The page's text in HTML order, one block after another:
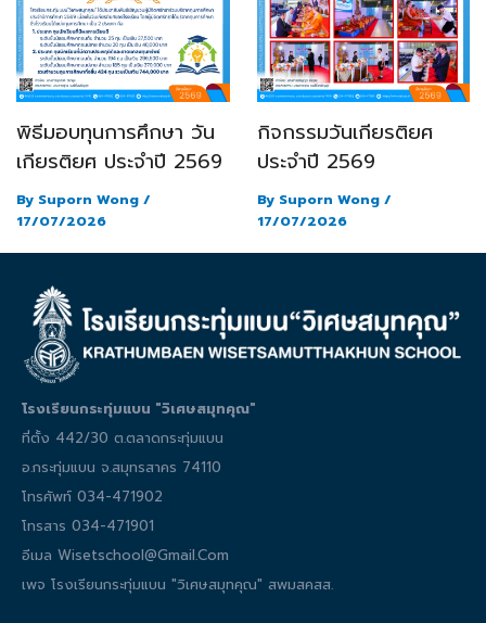
พิธีมอบทุนการศึกษา วัน
เกียรติยศ ประจำปี 2569
By Suporn Wong /
17/07/2026
กิจกรรมวันเกียรติยศ
ประจำปี 2569
By Suporn Wong /
17/07/2026
โรงเรียนกระทุ่มแบน "วิเศษสมุทคุณ"
ที่ตั้ง 442/30 ต.ตลาดกระทุ่มแบน
อ.กระทุ่มแบน จ.สมุทรสาคร 74110
โทรศัพท์ 034-471902
โทรสาร 034-471901
อีเมล Wisetschool@gmail.com
เพจ โรงเรียนกระทุ่มแบน "วิเศษสมุทคุณ" สพมสคสส.